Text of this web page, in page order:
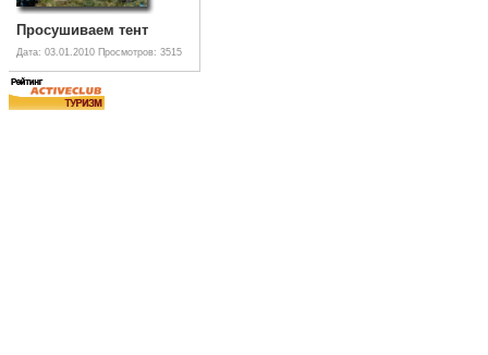
Просушиваем тент
Дата: 03.01.2010 Просмотров: 3515